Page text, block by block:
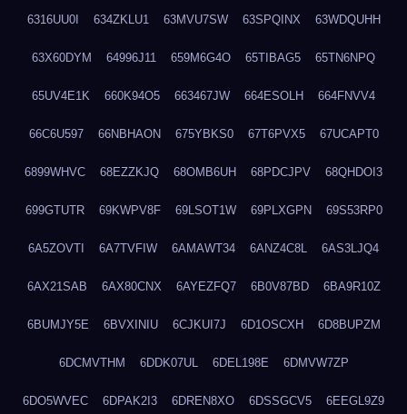
6316UU0I 634ZKLU1 63MVU7SW 63SPQINX 63WDQUHH
63X60DYM 64996J11 659M6G4O 65TIBAG5 65TN6NPQ
65UV4E1K 660K94O5 663467JW 664ESOLH 664FNVV4
66C6U597 66NBHAON 675YBKS0 67T6PVX5 67UCAPT0
6899WHVC 68EZZKJQ 68OMB6UH 68PDCJPV 68QHDOI3
699GTUTR 69KWPV8F 69LSOT1W 69PLXGPN 69S53RP0
6A5ZOVTI 6A7TVFIW 6AMAWT34 6ANZ4C8L 6AS3LJQ4
6AX21SAB 6AX80CNX 6AYEZFQ7 6B0V87BD 6BA9R10Z
6BUMJY5E 6BVXINIU 6CJKUI7J 6D1OSCXH 6D8BUPZM
6DCMVTHM 6DDK07UL 6DEL198E 6DMVW7ZP
6DO5WVEC 6DPAK2I3 6DREN8XO 6DSSGCV5 6EEGL9Z9